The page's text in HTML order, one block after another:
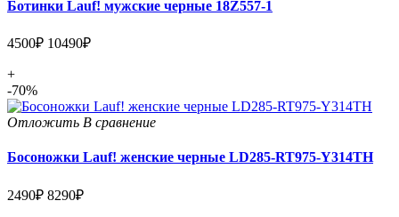
Ботинки Lauf! мужские черные 18Z557-1
4500₽ 10490₽
+
-70%
Отложить В сравнение
Босоножки Lauf! женские черные LD285-RT975-Y314TH
2490₽ 8290₽